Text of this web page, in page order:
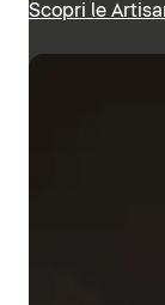
Scopri le